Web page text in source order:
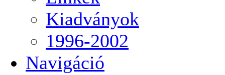
Kiadványok
1996-2002
Navigáció